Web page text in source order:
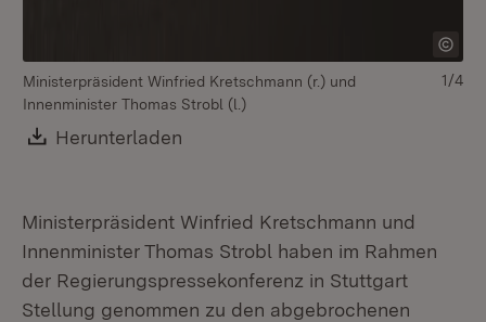
Ministerpräsident Winfried Kretschmann (r.) und
Innenminister Thomas Strobl (l.)
Download:
Herunterladen
1/4
Ministerpräsident Winfried Kretschmann und
Innenminister Thomas Strobl haben im Rahmen
der Regierungspressekonferenz in Stuttgart
Stellung genommen zu den abgebrochenen